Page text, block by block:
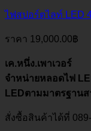
ไฟสปอร์ตไลท์ LED
ราคา 19,000.00฿
เค.หนึ่ง.เพาเวอร์
จำหน่ายหลอดไฟ
LEDตามมาตรฐาน
สั่งซื้อสินค้าได้ที่